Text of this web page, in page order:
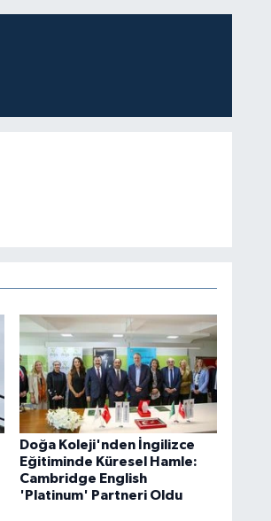
Doğa Koleji'nden İngilizce
Eğitiminde Küresel Hamle:
Cambridge English
'Platinum' Partneri Oldu